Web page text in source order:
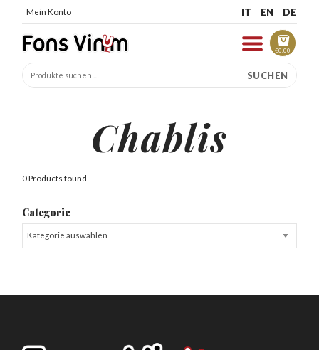
Mein Konto IT EN DE
€0.00
SUCHEN
Chablis
0 Products found
Categorie
Kategorie auswählen